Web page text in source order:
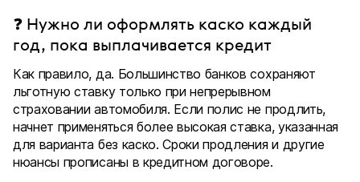
❓ Нужно ли оформлять каско каждый
год, пока выплачивается кредит
Как правило, да. Большинство банков сохраняют
льготную ставку только при непрерывном
страховании автомобиля. Если полис не продлить,
начнет применяться более высокая ставка, указанная
для варианта без каско. Сроки продления и другие
нюансы прописаны в кредитном договоре.